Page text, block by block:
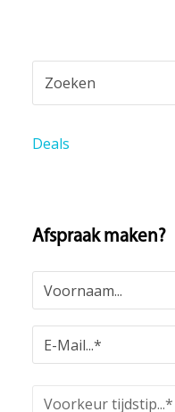
Deals
Afspraak maken?